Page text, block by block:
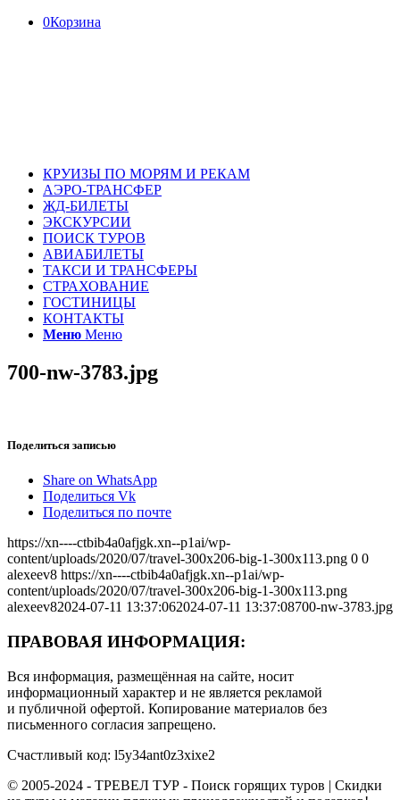
0Корзина
КРУИЗЫ ПО МОРЯМ И РЕКАМ
АЭРО-ТРАНСФЕР
ЖД-БИЛЕТЫ
ЭКСКУРСИИ
ПОИСК ТУРОВ
АВИАБИЛЕТЫ
ТАКСИ И ТРАНСФЕРЫ
СТРАХОВАНИЕ
ГОСТИНИЦЫ
КОНТАКТЫ
Меню Меню
700-nw-3783.jpg
Поделиться записью
Share on WhatsApp
Поделиться Vk
Поделиться по почте
https://xn----ctbib4a0afjgk.xn--p1ai/wp-
content/uploads/2020/07/travel-300x206-big-1-300x113.png 0 0
alexeev8 https://xn----ctbib4a0afjgk.xn--p1ai/wp-
content/uploads/2020/07/travel-300x206-big-1-300x113.png
alexeev82024-07-11 13:37:062024-07-11 13:37:08700-nw-3783.jpg
ПРАВОВАЯ ИНФОРМАЦИЯ:
Вся информация, размещённая на сайте, носит
информационный характер и не является рекламой
и публичной офертой. Копирование материалов без
письменного согласия запрещено.
Счастливый код: l5y34ant0z3xixe2
© 2005-2024 - ТРЕВЕЛ ТУР - Поиск горящих туров | Скидки